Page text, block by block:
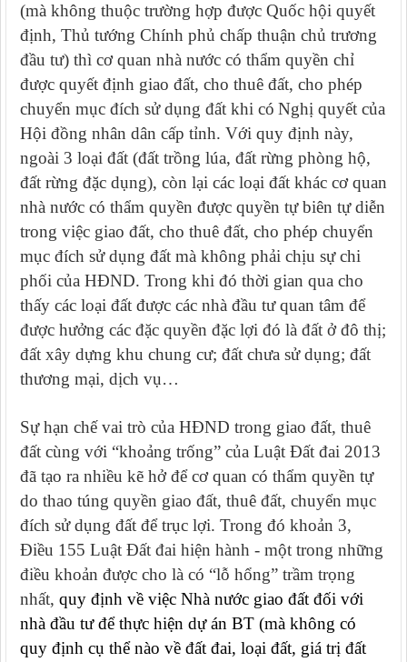
(mà không thuộc trường hợp được Quốc hội quyết
định, Thủ tướng Chính phủ chấp thuận chủ trương
đầu tư) thì cơ quan nhà nước có thẩm quyền chỉ
được quyết định giao đất, cho thuê đất, cho phép
chuyển mục đích sử dụng đất khi có Nghị quyết của
Hội đồng nhân dân cấp tỉnh. Với quy định này,
ngoài 3 loại đất (đất trồng lúa, đất rừng phòng hộ,
đất rừng đặc dụng), còn lại các loại đất khác cơ quan
nhà nước có thẩm quyền được quyền tự biên tự diễn
trong việc giao đất, cho thuê đất, cho phép chuyển
mục đích sử dụng đất mà không phải chịu sự chi
phối của HĐND. Trong khi đó thời gian qua cho
thấy các loại đất được các nhà đầu tư quan tâm để
được hưởng các đặc quyền đặc lợi đó là đất ở đô thị;
đất xây dựng khu chung cư; đất chưa sử dụng; đất
thương mại, dịch vụ…
Sự hạn chế vai trò của HĐND trong giao đất, thuê
đất cùng với “khoảng trống” của Luật Đất đai 2013
đã tạo ra nhiều kẽ hở để cơ quan có thẩm quyền tự
do thao túng quyền giao đất, thuê đất, chuyển mục
đích sử dụng đất để trục lợi. Trong đó khoản 3,
Điều 155 Luật Đất đai hiện hành - một trong những
điều khoản được cho là có “lỗ hổng” trầm trọng
nhất, quy định về việc Nhà nước giao đất đối với
nhà đầu tư để thực hiện dự án BT (mà không có
quy định cụ thể nào về đất đai, loại đất, giá trị đất